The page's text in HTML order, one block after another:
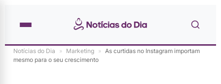
Notícias do Dia » Marketing » As curtidas no Instagram importam
mesmo para o seu crescimento